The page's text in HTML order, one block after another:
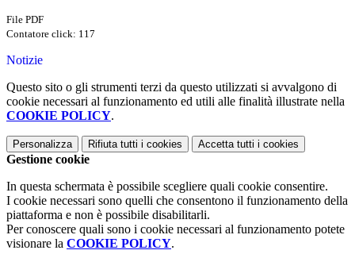
File PDF
Contatore click: 117
Notizie
Questo sito o gli strumenti terzi da questo utilizzati si avvalgono di
cookie necessari al funzionamento ed utili alle finalità illustrate nella
COOKIE POLICY.
Personalizza Rifiuta tutti i cookies Accetta tutti i cookies
Gestione cookie
In questa schermata è possibile scegliere quali cookie consentire.
I cookie necessari sono quelli che consentono il funzionamento della
piattaforma e non è possibile disabilitarli.
Per conoscere quali sono i cookie necessari al funzionamento potete
visionare la COOKIE POLICY.